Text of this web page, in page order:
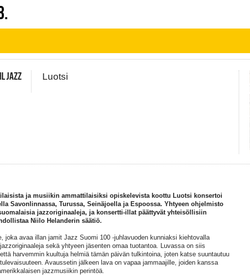
JAZZ
Luotsi
ja musiikin ammattilaisiksi opiskelevista koottu Luotsi konsertoi
Savonlinnassa, Turussa, Seinäjoella ja Espoossa. Yhtyeen ohjelmisto
jazzoriginaaleja, ja konsertti-illat päättyvät yhteisöllisiin
Niilo Helanderin säätiö.
joka avaa illan jamit Jazz Suomi 100 -juhlavuoden kunniaksi kiehtovalla
sekä yhtyeen jäsenten omaa tuotantoa. Luvassa on siis
harvemmin kuultuja helmiä tämän päivän tulkintoina, joten katse suuntautuu
Avaussetin jälkeen lava on vapaa jammaajille, joiden kanssa
jazzmusiikin perintöä.